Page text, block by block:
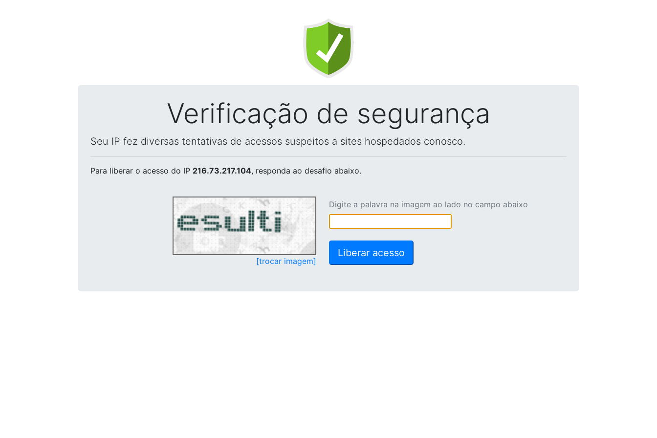
Verificação de segurança
Seu IP fez diversas tentativas de acessos suspeitos a sites hospedados conosco.
Para liberar o acesso do IP 216.73.217.104, responda ao desafio abaixo.
[trocar imagem]
Digite a palavra na imagem ao lado no campo abaixo